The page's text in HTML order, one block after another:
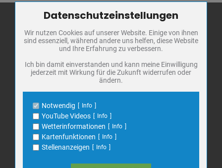
Stadt Bad
Frankenhausen
Markt 1
06567 Bad Frankenhausen
E-Mail:info@bad-frankenhausen.de
Search
for:
Zum Betrieb der Seite notwendige Cookies / Drittanbieter:
Name
PHP Session Cookie
Anbieter
Eigentümer dieser Website
Schutz
Cookie Name
PHPSESSID, fe_typo_user
Name
Cookiespeicherung Entscheidungscookie
Anbieter
Eigentümer dieser Website
Zweck
Speichert die Einstellungen der Besucher
bezüglich der Speicherung von Cookies.
Cookie Name
dywc
1 Jahr
Datenschutzeinstellungen
Wir nutzen Cookies auf unserer Website. Einige von ihnen
sind essenziell, während andere uns helfen, diese Website
und Ihre Erfahrung zu verbessern.
Ich bin damit einverstanden und kann meine Einwilligung
jederzeit mit Wirkung für die Zukunft widerrufen oder
ändern.
Notwendig Info
YouTube Videos Info
Wetterinformationen Info
Kartenfunktionen Info
Stellenanzeigen Info